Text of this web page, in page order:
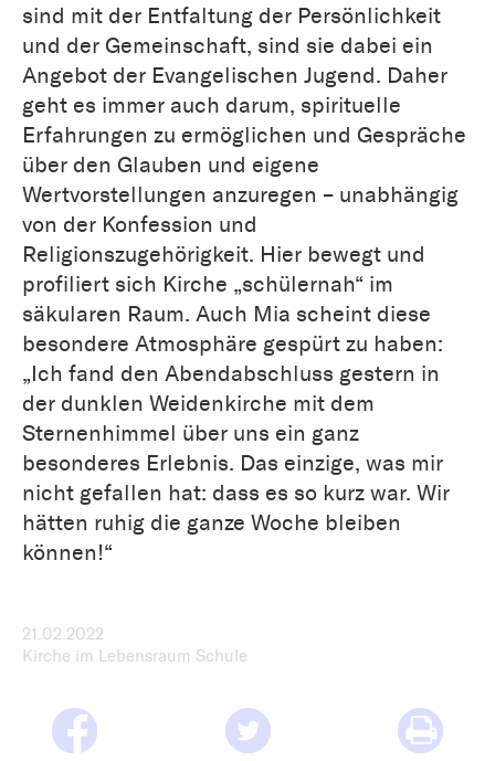
sind mit der Entfaltung der Persönlichkeit
und der Gemeinschaft, sind sie dabei ein
Angebot der Evangelischen Jugend. Daher
geht es immer auch darum, spirituelle
Erfahrungen zu ermöglichen und Gespräche
über den Glauben und eigene
Wertvorstellungen anzuregen – unabhängig
von der Konfession und
Religionszugehörigkeit. Hier bewegt und
profiliert sich Kirche „schülernah“ im
säkularen Raum. Auch Mia scheint diese
besondere Atmosphäre gespürt zu haben:
„Ich fand den Abendabschluss gestern in
der dunklen Weidenkirche mit dem
Sternenhimmel über uns ein ganz
besonderes Erlebnis. Das einzige, was mir
nicht gefallen hat: dass es so kurz war. Wir
hätten ruhig die ganze Woche bleiben
können!“
21.02.2022
Kirche im Lebensraum Schule